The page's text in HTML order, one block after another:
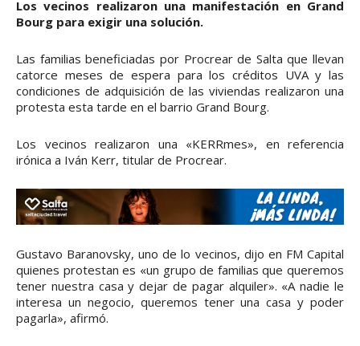
Los vecinos realizaron una manifestación en Grand
Bourg para exigir una solución.
Las familias beneficiadas por Procrear de Salta que llevan
catorce meses de espera para los créditos UVA y las
condiciones de adquisición de las viviendas realizaron una
protesta esta tarde en el barrio Grand Bourg.
Los vecinos realizaron una «KERRmes», en referencia
irónica a Iván Kerr, titular de Procrear.
Gustavo Baranovsky, uno de lo vecinos, dijo en FM Capital
quienes protestan es «un grupo de familias que queremos
tener nuestra casa y dejar de pagar alquiler». «A nadie le
interesa un negocio, queremos tener una casa y poder
pagarla», afirmó.